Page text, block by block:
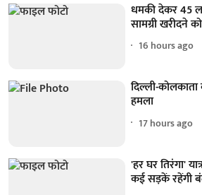
धमकी देकर 45
सामग्री खरीदने
16 hours ago
दिल्ली-
हमला
17 hours ago
'हर घर तिरंगा'
कई सड़कें रहेंगी